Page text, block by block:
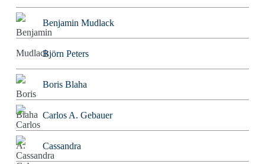
Benjamin Mudlack
Björn Peters
Boris Blaha
Carlos A. Gebauer
Cassandra